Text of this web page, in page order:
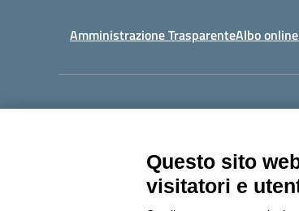
Amministrazione TrasparenteAlbo online
Questo sito
visitatori e